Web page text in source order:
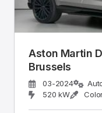
Aston Martin
Brussels
03-2024
520 kW